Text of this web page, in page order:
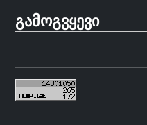
გამოგვყევი